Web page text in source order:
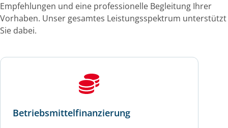
Empfehlungen und eine professionelle Begleitung Ihrer
Vorhaben. Unser gesamtes Leistungsspektrum unterstützt
Sie dabei.
Betriebsmittelfinanzierung